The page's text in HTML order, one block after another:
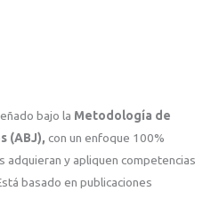
bajo la Metodología de
(ABJ), con un enfoque 100%
adquieran y apliquen competencias
basado en publicaciones